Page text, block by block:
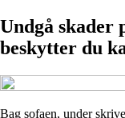
Undgå skader
beskytter du
Bag sofaen, under